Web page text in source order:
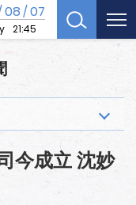
08/07
21:45
今成立 沈妙